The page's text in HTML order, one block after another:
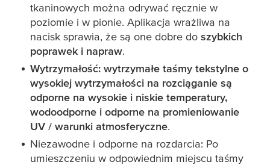
tkaninowych można odrywać ręcznie w
poziomie i w pionie. Aplikacja wrażliwa na
nacisk sprawia, że są one dobre do szybkich
poprawek i napraw.
Wytrzymałość: wytrzymałe taśmy tekstylne o
wysokiej wytrzymałości na rozciąganie są
odporne na wysokie i niskie temperatury,
wodoodporne i odporne na promieniowanie
UV / warunki atmosferyczne.
Niezawodne i odporne na rozdarcia: Po
umieszczeniu w odpowiednim miejscu taśmy